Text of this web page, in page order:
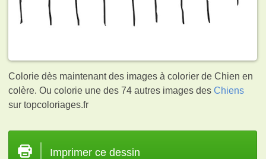
Colorie dès maintenant des images à colorier de Chien en
colère. Ou colorie une des 74 autres images desChiens
sur topcoloriages.fr
Imprimer ce dessin